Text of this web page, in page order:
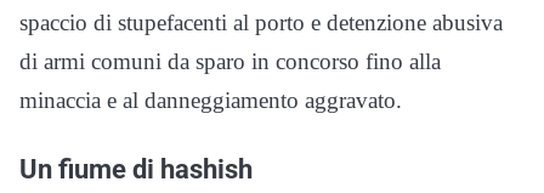
spaccio di stupefacenti al porto e detenzione abusiva
di armi comuni da sparo in concorso fino alla
minaccia e al danneggiamento aggravato.
Un fiume di hashish